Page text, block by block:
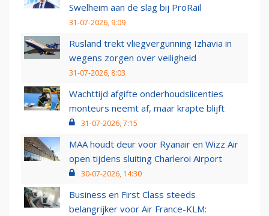
Swelheim aan de slag bij ProRail
31-07-2026, 9:09
Rusland trekt vliegvergunning Izhavia in
wegens zorgen over veiligheid
31-07-2026, 8:03
Wachttijd afgifte onderhoudslicenties
monteurs neemt af, maar krapte blijft
31-07-2026, 7:15
MAA houdt deur voor Ryanair en Wizz Air
open tijdens sluiting Charleroi Airport
30-07-2026, 14:30
Business en First Class steeds
belangrijker voor Air France-KLM: